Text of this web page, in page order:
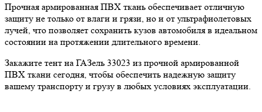
Прочная армированная ПВХ ткань обеспечивает отличную
защиту не только от влаги и грязи, но и от ультрафиолетовых
лучей, что позволяет сохранить кузов автомобиля в идеальном
состоянии на протяжении длительного времени.
Закажите тент на ГАЗель 33023 из прочной армированной
ПВХ ткани сегодня, чтобы обеспечить надежную защиту
вашему транспорту и грузу в любых условиях эксплуатации.